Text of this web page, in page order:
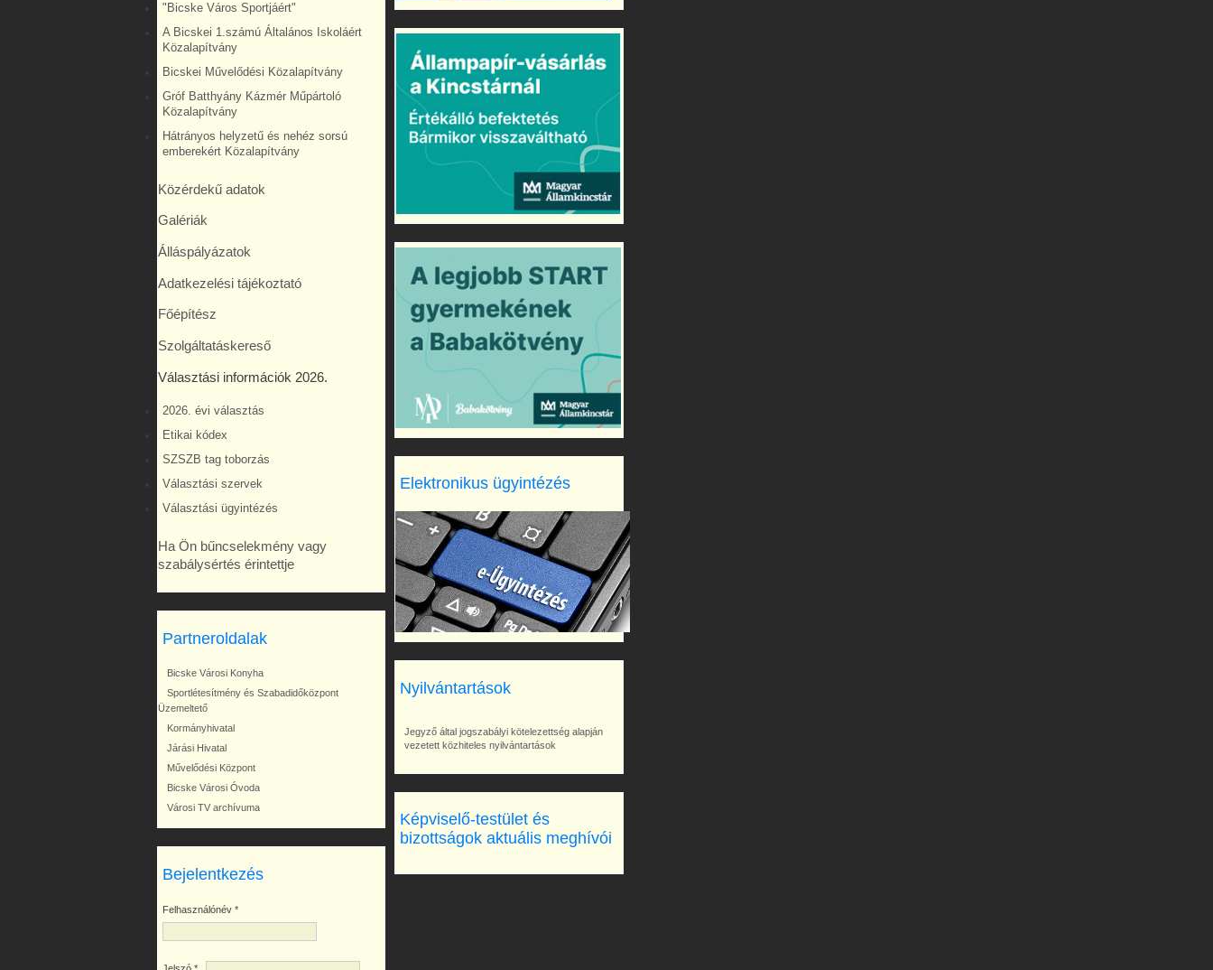
"Bicske Város Sportjáért"
A Bicskei 1.számú Általános Iskoláért
Közalapítvány
Bicskei Művelődési Közalapítvány
Gróf Batthyány Kázmér Műpártoló
Közalapítvány
Hátrányos helyzetű és nehéz sorsú
emberekért Közalapítvány
Közérdekű adatok
Galériák
Álláspályázatok
Adatkezelési tájékoztató
Főépítész
Szolgáltatáskereső
Választási információk 2026.
2026. évi választás
Etikai kódex
SZSZB tag toborzás
Választási szervek
Választási ügyintézés
Ha Ön bűncselekmény vagy
szabálysértés érintettje
Partneroldalak
Bicske Városi Konyha
Sportlétesítmény és Szabadidőközpont
Üzemeltető
Kormányhivatal
Járási Hivatal
Művelődési Központ
Bicske Városi Óvoda
Városi TV archívuma
Bejelentkezés
Felhasználónév *
Elektronikus ügyintézés
Nyilvántartások
Jegyző által jogszabályi kötelezettség alapján
vezetett közhiteles nyilvántartások
Képviselő-testület és
bizottságok aktuális meghívói